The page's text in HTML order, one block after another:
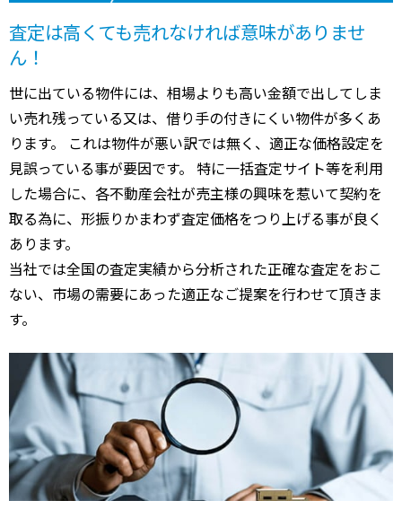
査定は高くても売れなければ意味がありませ
ん！
世に出ている物件には、相場よりも高い金額で出してしま
い売れ残っている又は、借り手の付きにくい物件が多くあ
ります。 これは物件が悪い訳では無く、適正な価格設定を
見誤っている事が要因です。 特に一括査定サイト等を利用
した場合に、各不動産会社が売主様の興味を惹いて契約を
取る為に、形振りかまわず査定価格をつり上げる事が良く
あります。
当社では全国の査定実績から分析された正確な査定をおこ
ない、市場の需要にあった適正なご提案を行わせて頂きま
す。